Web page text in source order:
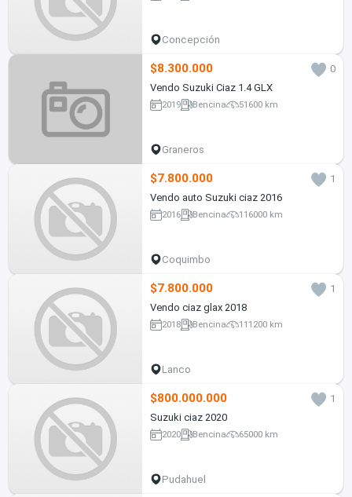
Concepción
$8.300.000
0
Vendo Suzuki Ciaz 1.4 GLX
2019 Bencina 51600 km
Graneros
$7.800.000
1
Vendo auto Suzuki ciaz 2016
2016 Bencina 116000 km
Coquimbo
$7.800.000
1
Vendo ciaz glax 2018
2018 Bencina 111200 km
Lanco
$800.000.000
1
Suzuki ciaz 2020
2020 Bencina 65000 km
Pudahuel